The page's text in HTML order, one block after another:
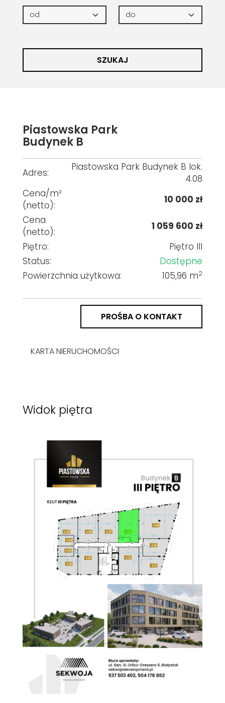
SZUKAJ
Piastowska Park
Budynek B
Adres:
Piastowska Park Budynek B lok.
4.08
Cena/m²
(netto):
10 000 zł
Cena
(netto):
1 059 600 zł
Piętro:
Piętro III
Status:
Dostępne
Powierzchnia użytkowa:
105,96 m2
PROŚBA O KONTAKT
KARTA NIERUCHOMOŚCI
Widok piętra